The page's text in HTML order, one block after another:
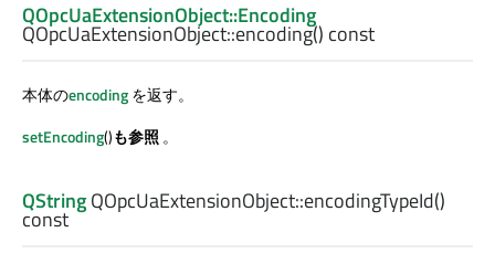
QOpcUaExtensionObject::Encoding
QOpcUaExtensionObject::encoding() const
本体のencodingを返す。
setEncoding()も参照 。
QStringQOpcUaExtensionObject::encodingTypeId()
const